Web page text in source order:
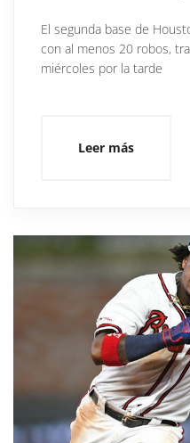
El segunda base de
con al menos 20 robos,
miércoles por la tarde
Leer más